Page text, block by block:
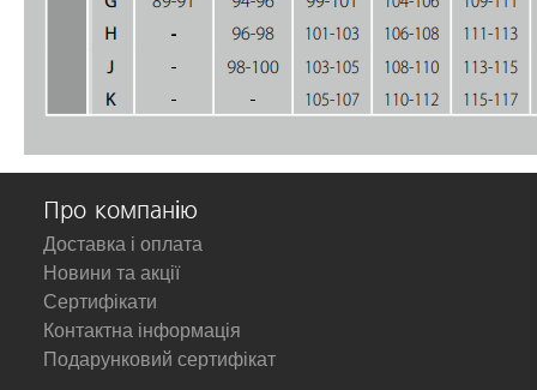
Про компанію
Доставка і оплата
Новини та акції
Сертифікати
Контактна інформація
Подарунковий сертифікат